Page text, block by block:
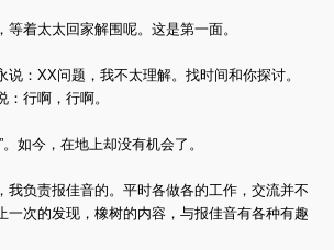
等着太太回家解围呢。这是第一面。
说：XX问题，我不太理解。找时间和你探讨。
行啊，行啊。
如今，在地上却没有机会了。
我负责报佳音的。平时各做各的工作，交流并不
一次的发现，橡树的内容，与报佳音有各种有趣